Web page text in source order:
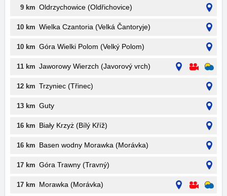
9 km Oldrzychowice (Oldřichovice)
10 km Wielka Czantoria (Velká Čantoryje)
10 km Góra Wielki Polom (Velký Polom)
11 km Jaworowy Wierzch (Javorový vrch)
12 km Trzyniec (Třinec)
13 km Guty
16 km Biały Krzyż (Bílý Kříž)
16 km Basen wodny Morawka (Morávka)
17 km Góra Trawny (Travný)
17 km Morawka (Morávka)